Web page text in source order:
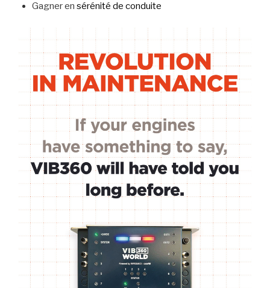
Gagner en sérénité de conduite